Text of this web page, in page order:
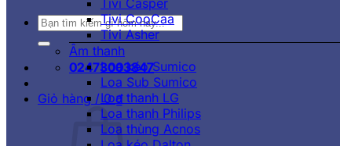
Tìm
02473003847
Giỏ hàng /0₫
Tivi Casper
Tivi CooCaa
Tivi Asher
Âm thanh
Loa kéo Sumico
Loa Sub Sumico
Loa thanh LG
Loa thanh Philips
Loa thùng Acnos